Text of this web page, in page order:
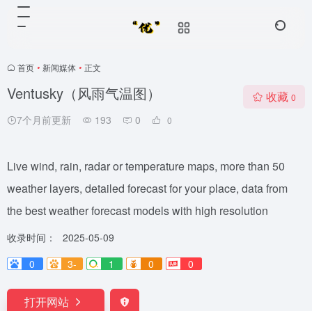
首页 • 新闻媒体 • 正文
Ventusky（风雨气温图）
7个月前更新 193 0 0
收藏 0
Live wind, rain, radar or temperature maps, more than 50
weather layers, detailed forecast for your place, data from
the best weather forecast models with high resolution
收录时间：
2025-05-09
0
3- 1 0 0
打开网站